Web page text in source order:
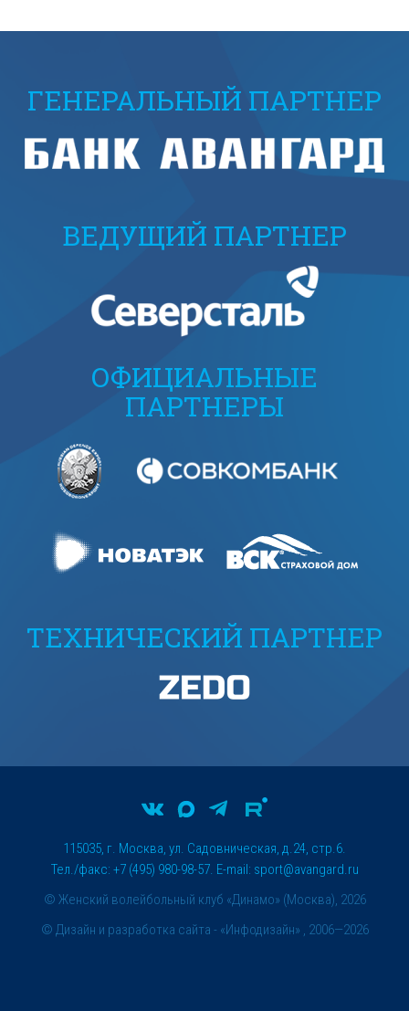
ГЕНЕРАЛЬНЫЙ ПАРТНЕР
ВЕДУЩИЙ ПАРТНЕР
ОФИЦИАЛЬНЫЕ
ПАРТНЕРЫ
ТЕХНИЧЕСКИЙ ПАРТНЕР
© Женский волейбольный клуб «Динамо» (Москва), 2026
115035, г. Москва, ул. Садовническая, д.24, стр.6.
Тел./факс: +7 (495) 980-98-57. E-mail: sport@avangard.ru
© Дизайн и разработка сайта - «Инфодизайн» , 2006—2026